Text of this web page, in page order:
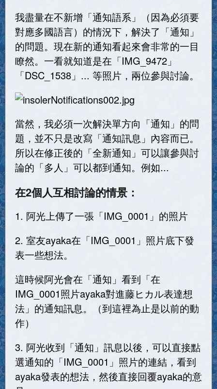
我盡量在不新增「通知語系」（因為必須要
對應多國語言）的情況下，解決了「通知」
的問題。現在新的通知看起來會非常的一目
瞭然。一看就知道是在「IMG_9472」
「DSC_1538」... 等照片，兩位參與討論。
當然，我必須一次解決單方向「通知」的問
題，並不只是改寫「通知訊息」內容而已。
所以在修正後的「全新通知」可以讓參與討
論的「多人」可以都到通知。例如...
在2個人互相討論的情景：
1. 阿光上傳了一張「IMG_0001」的照片
2. 室友ayaka在「IMG_0001」照片底下發
表一些想法。
這時候阿光會在「通知」看到「在
IMG_0001照片ayaka對進藤ヒカル表達想
法」的通知訊息。（到這裡為止是以前的動
作）
3. 阿光收到「通知」訊息以後，可以直接點
選通知的「IMG_0001」照片的連結，看到
ayaka發表的想法，然後直接回覆ayaka的意